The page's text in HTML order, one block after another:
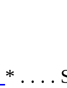
* . . . .